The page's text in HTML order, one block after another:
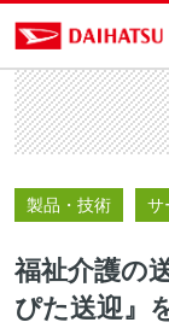
製品・技術 サ
福祉介護の
ぴた送迎』